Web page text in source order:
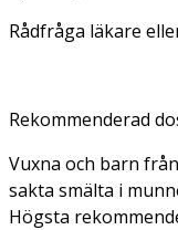
Rådfråga läkare
Rekommenderad
Vuxna och barn
sakta smälta i
Högsta